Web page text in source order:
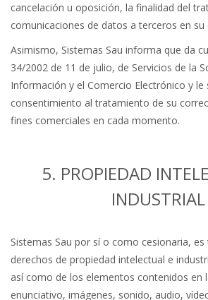
cancelación u oposición, la finalidad del
comunicaciones de datos a terceros en su
Asimismo, Sistemas Sau informa que da
34/2002 de 11 de julio, de Servicios de la
Información y el Comercio Electrónico y le
consentimiento al tratamiento de su
fines comerciales en cada momento.
5. PROPIEDAD
INDUSTRIAL
Sistemas Sau por sí o como cesionaria,
derechos de propiedad intelectual e
así como de los elementos contenidos en
enunciativo, imágenes, sonido, audio,